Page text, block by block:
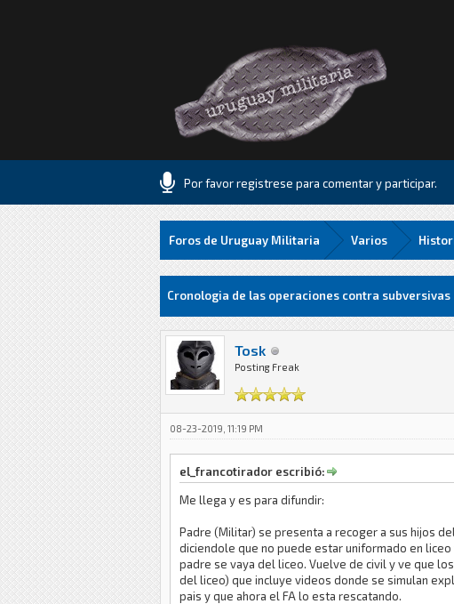
Por favor registrese para comentar y participar.
Foros de Uruguay Militaria Varios
2 voto(s) - 3 Media
1
2
3
4
5 Cronologia de las operaciones contra subversivas
Tosk
Posting Freak
08-23-2019, 11:19 PM
el_francotirador escribió:
Me llega y es para difundir:
Padre (Militar) se presenta a recoger a sus hijos
diciendole que no puede estar uniformado en
padre se vaya del liceo. Vuelve de civil y ve que
del liceo) que incluye videos donde se simulan
pais y que ahora el FA lo esta rescatando.